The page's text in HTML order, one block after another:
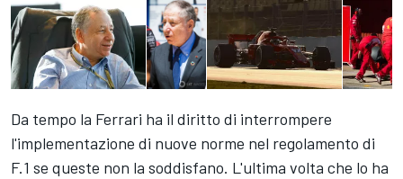
Da tempo la Ferrari ha il diritto di interrompere
l'implementazione di nuove norme nel regolamento di
F.1 se queste non la soddisfano. L'ultima volta che lo ha